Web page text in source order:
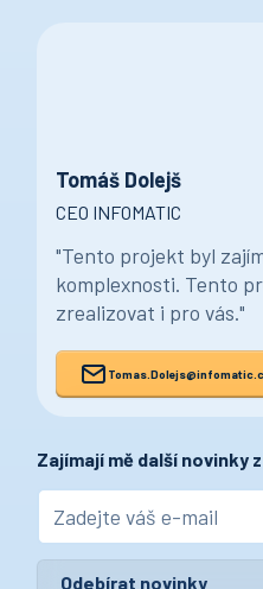
Tomáš Dolejš
CEO INFOMATIC
"Tento projekt byl
komplexnosti. Tento
zrealizovat i pro vás."
Zajímají mě další novinky z